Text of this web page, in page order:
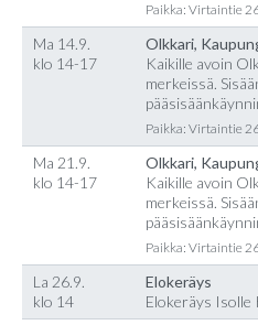
Paikka: Virtaintie
Ma 14.9.
klo 14-17
Olkkari,
Kaikille avoin
merkeissä.
Paikka: Virtaintie
Ma 21.9.
klo 14-17
Olkkari,
Kaikille avoin
merkeissä.
Paikka: Virtaintie
La 26.9.
klo 14
Elokeräys
Elokeräys Isolle